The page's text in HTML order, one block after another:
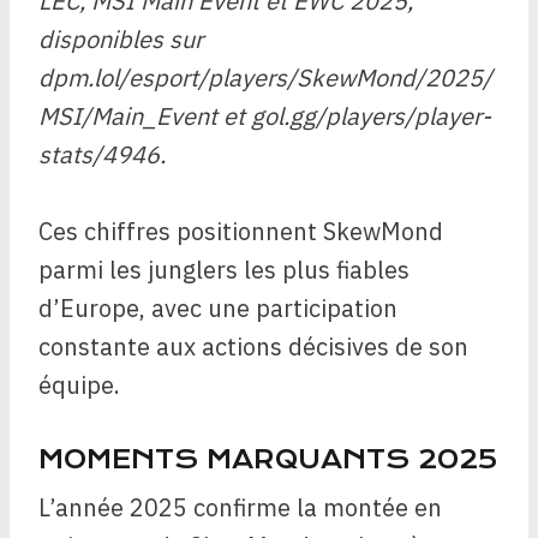
disponibles sur
dpm.lol/esport/players/SkewMond/2025/
MSI/Main_Event et gol.gg/players/player-
stats/4946.
Ces chiffres positionnent SkewMond
parmi les junglers les plus fiables
d’Europe, avec une participation
constante aux actions décisives de son
équipe.
MOMENTS MARQUANTS 2025
L’année 2025 confirme la montée en